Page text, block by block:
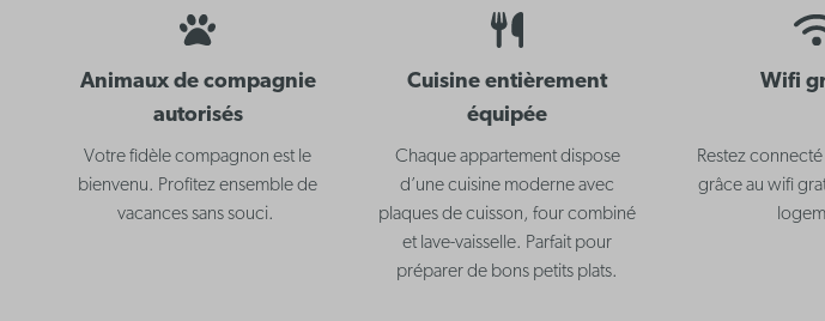
Animaux de compagnie
autorisés
Votre fidèle compagnon est le
bienvenu. Profitez ensemble de
vacances sans souci.
Cuisine entièrement
équipée
Chaque appartement dispose
d’une cuisine moderne avec
plaques de cuisson, four combiné
et lave-vaisselle. Parfait pour
préparer de bons petits plats.
Wifi
Restez
grâce au wifi